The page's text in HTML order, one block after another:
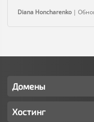
Diana Honcharenko |
Домены
Хостинг